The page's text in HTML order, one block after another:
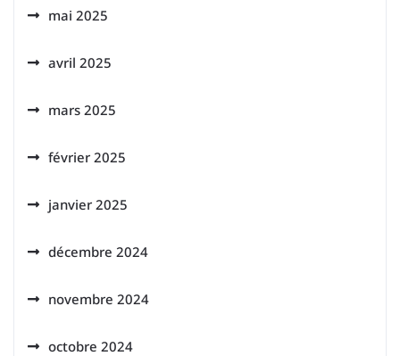
mai 2025
avril 2025
mars 2025
février 2025
janvier 2025
décembre 2024
novembre 2024
octobre 2024